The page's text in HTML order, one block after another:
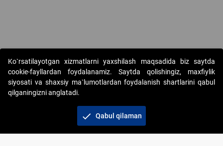
Copyright © 2017-2026. "Elektron onlayn-auksionlarni
tashkil etish" AJ. Barcha huquqlar himoyalangan
Ko`rsatilayotgan xizmatlarni yaxshilash maqsadida biz saytda
cookie-fayllardan foydalanamiz. Saytda qolishingiz, maxfiylik
siyosati va shaxsiy ma`lumotlardan foydalanish shartlarini qabul
qilganingizni anglatadi.
check Qabul qilaman